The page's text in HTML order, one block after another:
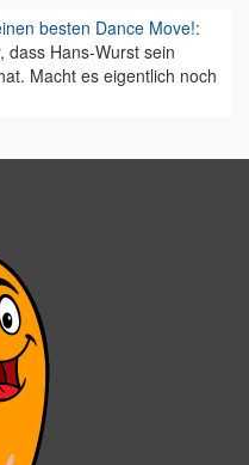
besten Dance Move!:
dass Hans-Wurst sein
Macht es eigentlich noch